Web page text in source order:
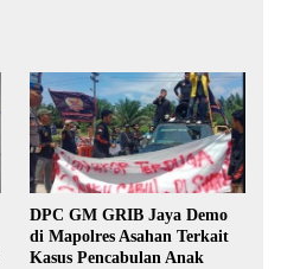
DPC GM GRIB Jaya Demo
di Mapolres Asahan Terkait
Kasus Pencabulan Anak